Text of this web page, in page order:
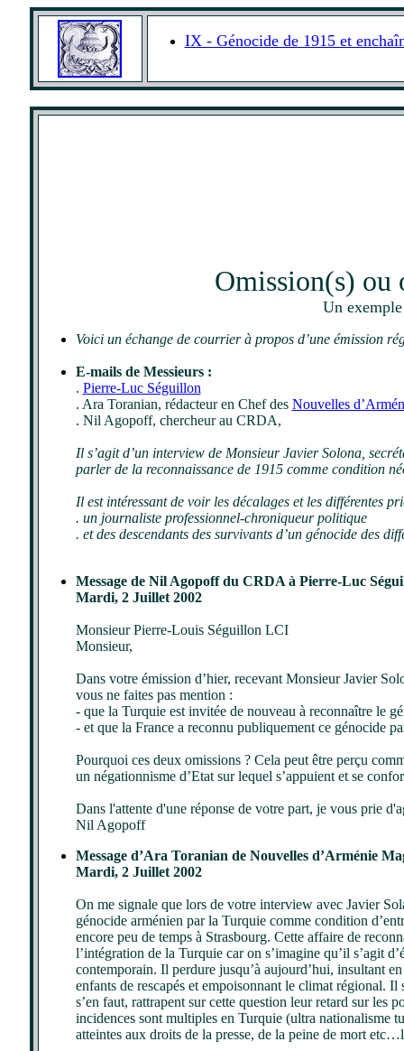
IX - Génocide de 1915 et
Omission(s) ou
Un
Voici un échange de courrier à propos d’une émission
E-mails de Messieurs :
. Pierre-Luc Séguillon
. Ara Toranian, rédacteur en Chef des Nouvelles
. Nil Agopoff, chercheur au CRDA,
Il s’agit d’un interview de Monsieur Javier Solona,
parler de la reconnaissance de 1915 comme condition
Il est intéressant de voir les décalages et les différentes
. un journaliste professionnel-chroniqueur politique
. et des descendants des survivants d’un génocide des
Message de Nil Agopoff du CRDA à Pierre-Luc
Mardi, 2 Juillet 2002
Monsieur Pierre-Louis Séguillon LCI
Monsieur,
Dans votre émission d’hier, recevant Monsieur Javier
vous ne faites pas mention :
- que la Turquie est invitée de nouveau à reconnaître le
- et que la France a reconnu publiquement ce génocide
Pourquoi ces deux omissions ? Cela peut être perçu
un négationnisme d’Etat sur lequel s’appuient et se
Dans l'attente d'une réponse de votre part, je vous prie
Nil Agopoff
Message d’Ara Toranian de Nouvelles d’Arménie
Mardi, 2 Juillet 2002
On me signale que lors de votre interview avec Javier
génocide arménien par la Turquie comme condition
encore peu de temps à Strasbourg. Cette affaire de
l’intégration de la Turquie car on s’imagine qu’il s’agit
contemporain. Il perdure jusqu’à aujourd’hui, insultant
enfants de rescapés et empoisonnant le climat régional.
s’en faut, rattrapent sur cette question leur retard sur les
incidences sont multiples en Turquie (ultra nationalisme
atteintes aux droits de la presse, de la peine de mort